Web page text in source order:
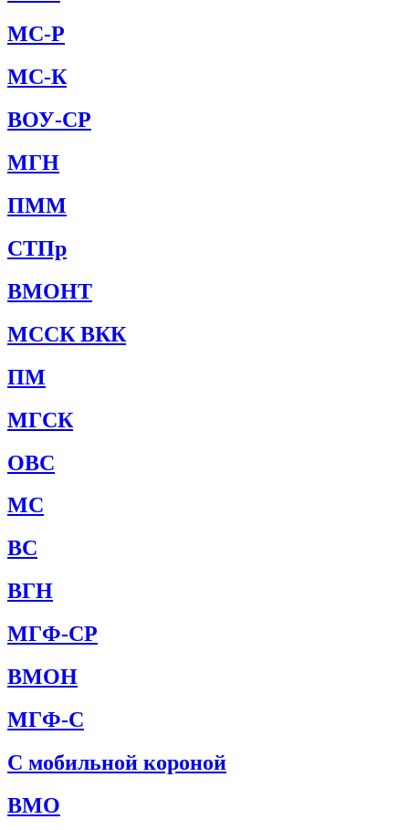
МС-Р
МС-К
ВОУ-СР
МГН
ПММ
СТПр
ВМОНТ
МССК ВКК
ПМ
МГСК
ОВС
МС
ВС
ВГН
МГФ-СР
ВМОН
МГФ-С
С мобильной короной
ВМО